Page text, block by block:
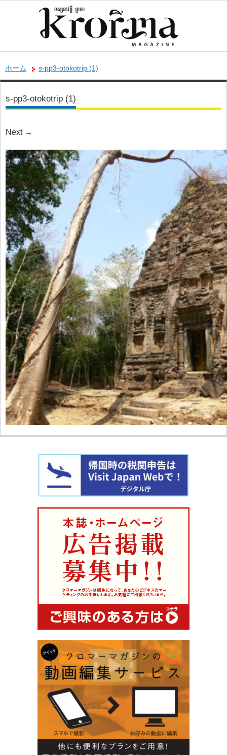
ホーム s-pp3-otokotrip (1)
s-pp3-otokotrip (1)
Next →